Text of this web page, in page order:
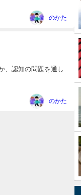
のかた
、認知の問題を通し
のかた